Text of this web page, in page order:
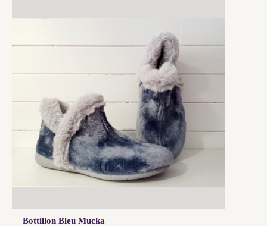
Bottillon Bleu Mucka